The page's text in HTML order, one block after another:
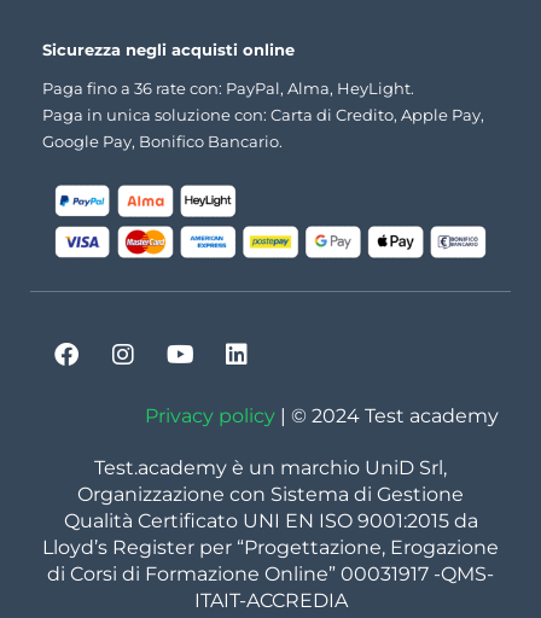
Sicurezza negli acquisti online
Paga fino a 36 rate con: PayPal, Alma, HeyLight.
Paga in unica soluzione con: Carta di Credito, Apple Pay,
Google Pay, Bonifico Bancario.
Privacy policy | © 2024 Test academy
Test.academy è un marchio UniD Srl,
Organizzazione con Sistema di Gestione
Qualità Certificato UNI EN ISO 9001:2015 da
Lloyd’s Register per “Progettazione, Erogazione
di Corsi di Formazione Online” 00031917 -QMS-
ITAIT-ACCREDIA